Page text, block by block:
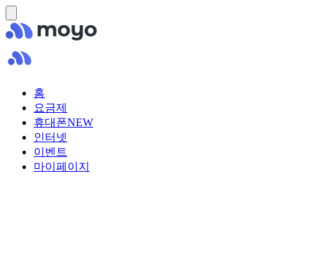
홈
요금제
휴대폰NEW
인터넷
이벤트
마이페이지